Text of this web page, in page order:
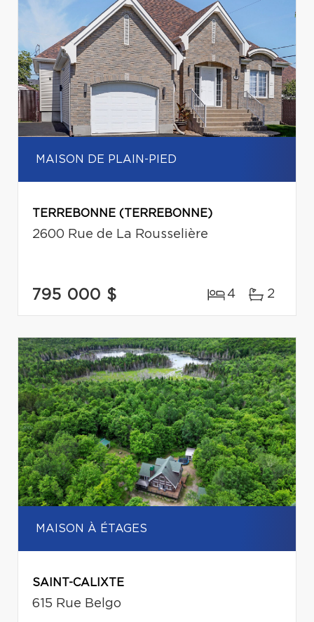
MAISON DE PLAIN-PIED
TERREBONNE (TERREBONNE)
2600 Rue de La Rousselière
795 000 $ 4 2
MAISON À ÉTAGES
SAINT-CALIXTE
615 Rue Belgo